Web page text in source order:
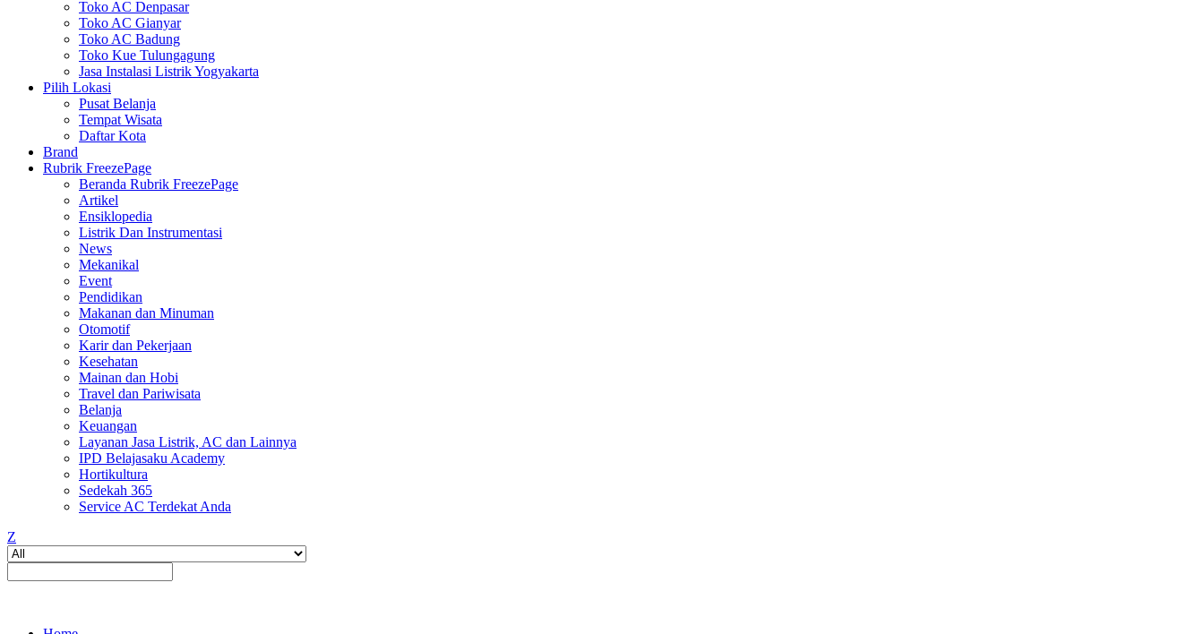
Toko AC Denpasar
Toko AC Gianyar
Toko AC Badung
Toko Kue Tulungagung
Jasa Instalasi Listrik Yogyakarta
Pilih Lokasi
Pusat Belanja
Tempat Wisata
Daftar Kota
Brand
Rubrik FreezePage
Beranda Rubrik FreezePage
Artikel
Ensiklopedia
Listrik Dan Instrumentasi
News
Mekanikal
Event
Pendidikan
Makanan dan Minuman
Otomotif
Karir dan Pekerjaan
Kesehatan
Mainan dan Hobi
Travel dan Pariwisata
Belanja
Keuangan
Layanan Jasa Listrik, AC dan Lainnya
IPD Belajasaku Academy
Hortikultura
Sedekah 365
Service AC Terdekat Anda
Z